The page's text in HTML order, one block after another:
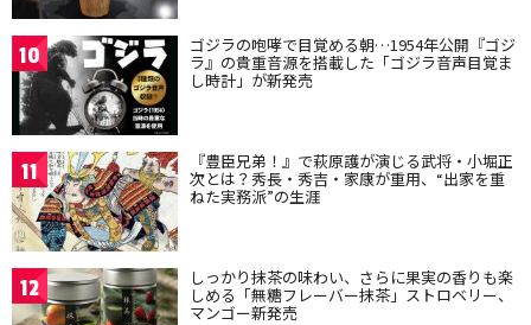
10 ゴジラの咆哮で目覚める朝…1954年公開『ゴジ
ラ』の貴重音源を搭載した「ゴジラ音声目覚ま
し時計」が新発売
11 『豊臣兄弟！』で萩原護が演じる武将・小堀正
次とは？秀長・秀吉・家康が重用、“出家を重
ねた実務派”の生涯
12 しっかり抹茶の味わい、さらに果実の香りも楽
しめる「無糖フレーバー抹茶」ストロベリー、
マンゴー新発売